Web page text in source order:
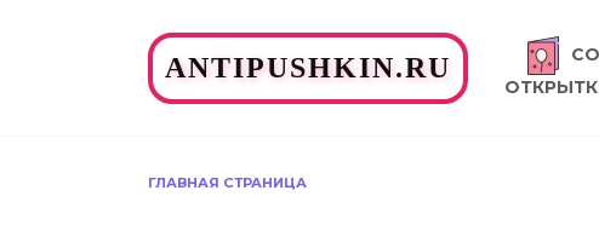
ANTIPUSHKIN.RU
ГЛАВНАЯ СТРАНИЦА